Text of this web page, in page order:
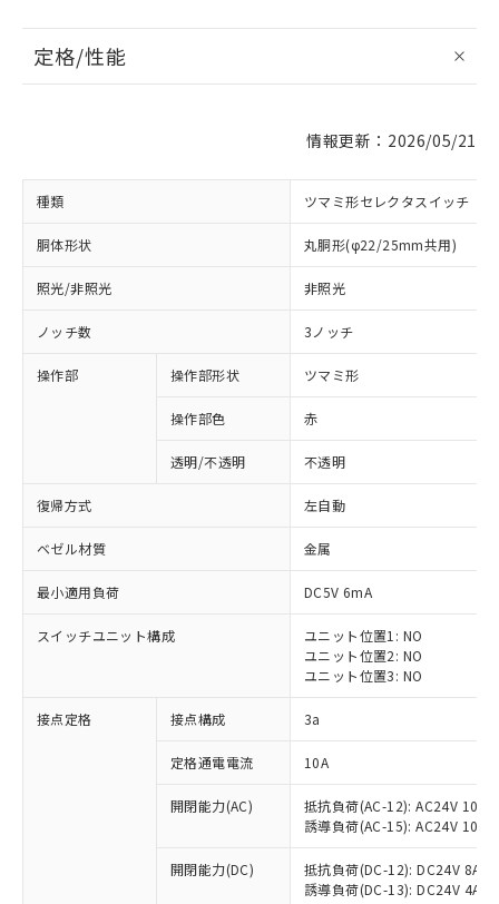
定格/性能
情報更新：2026/05/21
種類 ツマミ形セレクタスイッチ
胴体形状 丸胴形(φ22/25mm共用)
照光/非照光 非照光
ノッチ数 3ノッチ
操作部 操作部形状 ツマミ形
操作部色 赤
透明/不透明 不透明
復帰方式 左自動
ベゼル材質 金属
最小適用負荷 DC5V 6mA
スイッチユニット構成
ユニット位置1: NO
ユニット位置2: NO
ユニット位置3: NO
接点定格 接点構成 3a
定格通電電流 10A
開閉能力(AC)
抵抗負荷(AC-12): AC24V 10A/
誘導負荷(AC-15): AC24V
開閉能力(DC)
抵抗負荷(DC-12): DC24V 8A/
誘導負荷(DC-13): DC24V 4A/
ご利用条件
対応済み：EU RoHS指令（10物質）の
非含有に対応した製品が提供可能な商品で
有に対応した製品に切り替える予定のある